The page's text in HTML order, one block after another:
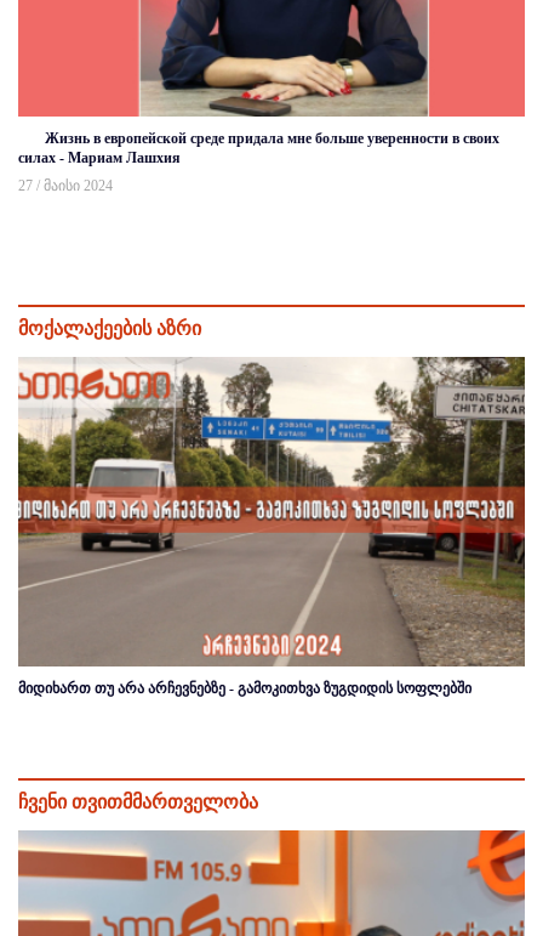
Жизнь в европейской среде придала мне больше уверенности в своих
силах - Мариам Лашхия
27 / მაისი 2024
მოქალაქეების აზრი
მიდიხართ თუ არა არჩევნებზე - გამოკითხვა ზუგდიდის სოფლებში
ჩვენი თვითმმართველობა